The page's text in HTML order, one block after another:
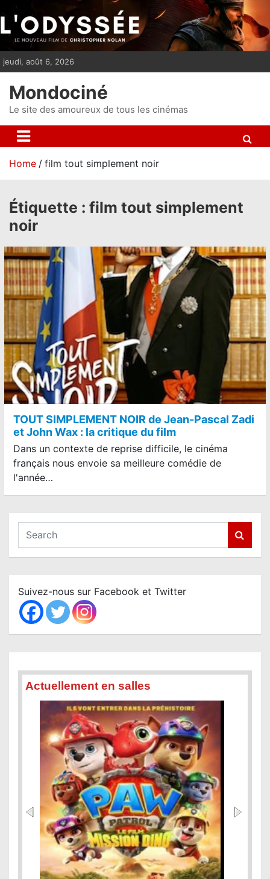
i
p
t
n
t
jeudi, août 6, 2026
Mondociné
Le site des amoureux de tous les cinémas
Home film tout simplement noir
Étiquette : film tout simplement
noir
TOUT SIMPLEMENT NOIR de Jean-Pascal Zadi
et John Wax : la critique du film
Dans un contexte de reprise difficile, le cinéma
français nous envoie sa meilleure comédie de
l'année…
a
c
h
Suivez-nous sur Facebook et Twitter
Actuellement en salles